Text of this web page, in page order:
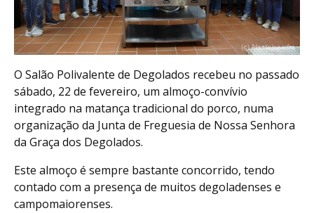
O Salão Polivalente de Degolados recebeu no passado
sábado, 22 de fevereiro, um almoço-convívio
integrado na matança tradicional do porco, numa
organização da Junta de Freguesia de Nossa Senhora
da Graça dos Degolados.
Este almoço é sempre bastante concorrido, tendo
contado com a presença de muitos degoladenses e
campomaiorenses.